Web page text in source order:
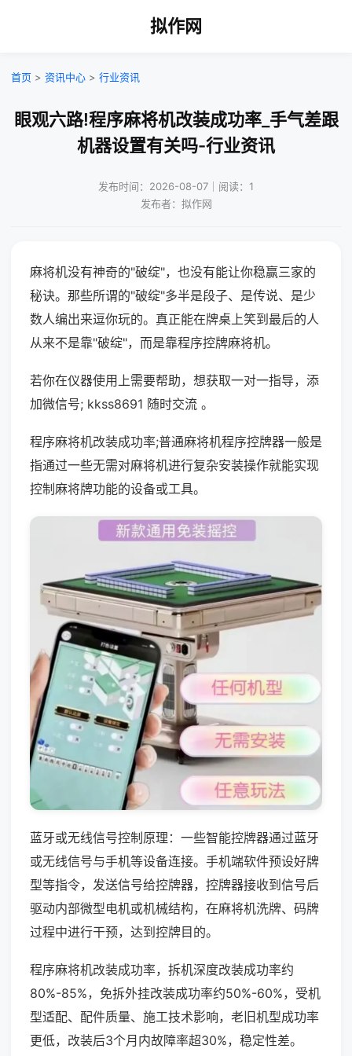
拟作网
首页 > 资讯中心 > 行业资讯
眼观六路!程序麻将机改装成功率_手气差跟
机器设置有关吗-行业资讯
发布时间：2026-08-07｜阅读：1
发布者：拟作网
麻将机没有神奇的"破绽"，也没有能让你稳赢三家的
秘诀。那些所谓的"破绽"多半是段子、是传说、是少
数人编出来逗你玩的。真正能在牌桌上笑到最后的人
从来不是靠"破绽"，而是靠程序控牌麻将机。
若你在仪器使用上需要帮助，想获取一对一指导，添
加微信号; kkss8691 随时交流 。
程序麻将机改装成功率;普通麻将机程序控牌器一般是
指通过一些无需对麻将机进行复杂安装操作就能实现
控制麻将牌功能的设备或工具。
蓝牙或无线信号控制原理：一些智能控牌器通过蓝牙
或无线信号与手机等设备连接。手机端软件预设好牌
型等指令，发送信号给控牌器，控牌器接收到信号后
驱动内部微型电机或机械结构，在麻将机洗牌、码牌
过程中进行干预，达到控牌目的。
程序麻将机改装成功率，拆机深度改装成功率约
80%-85%，免拆外挂改装成功率约50%-60%，受机
型适配、配件质量、施工技术影响，老旧机型成功率
更低，改装后3个月内故障率超30%，稳定性差。